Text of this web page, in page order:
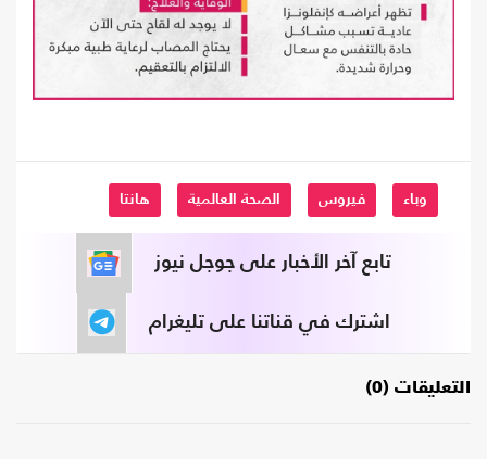
وباء فيروس الصحة العالمية هانتا
تابع آخر الأخبار على جوجل نيوز
اشترك في قناتنا على تليغرام
التعليقات (0)